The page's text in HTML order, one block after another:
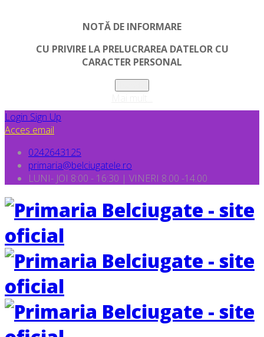
NOTĂ DE INFORMARE
CU PRIVIRE LA PRELUCRAREA DATELOR CU
CARACTER PERSONAL
Login Sign Up
Acces email
0242643125
primaria@belciugatele.ro
LUNI- JOI 8:00 - 16:30 | VINERI 8.00 -14.00